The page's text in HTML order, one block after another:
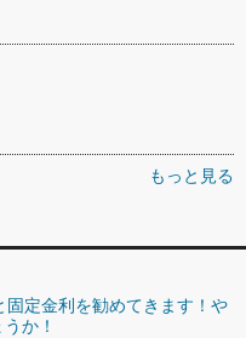
もっと見る
定金利を勧めてきます！や
か！